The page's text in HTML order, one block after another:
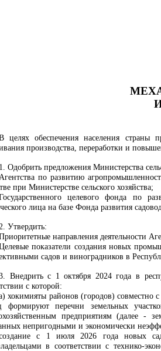
целях обеспечения населения страны
производства, переработки и
1. Одобрить предложения Министерства
по развитию
при Министерстве сельского хозяйства;
целевого фонда по
лица на базе Фонда развития
Утвердить:
направления деятельности
показатели создания новых
садов и виноградников в
Внедрить с 1 октября 2024 года в
с которой:
хокимияты районов (городов) совместно
формируют перечни земельных
предприятиям (далее -
непригодными и экономически
с 1 июля 2026 года новых
в соответствии с технико-